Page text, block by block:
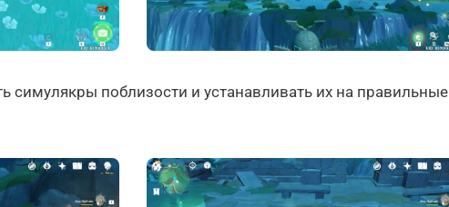
симулякры поблизости и устанавливать их на правильные